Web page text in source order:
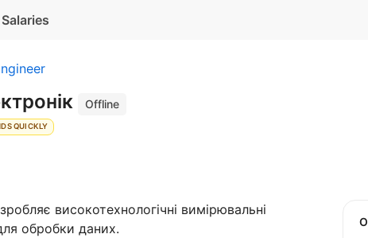
Salaries
Offline
QUICKLY
високотехнологічні вимірювальні
обробки даних.